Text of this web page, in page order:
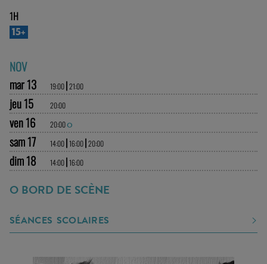
1H
15+
NOV
mar 13
19:00|21:00
jeu 15 20:00
ven 16 20:00O
sam 17 14:00|16:00|20:00
dim 18 14:00|16:00
O BORD DE SCÈNE
SÉANCES SCOLAIRES